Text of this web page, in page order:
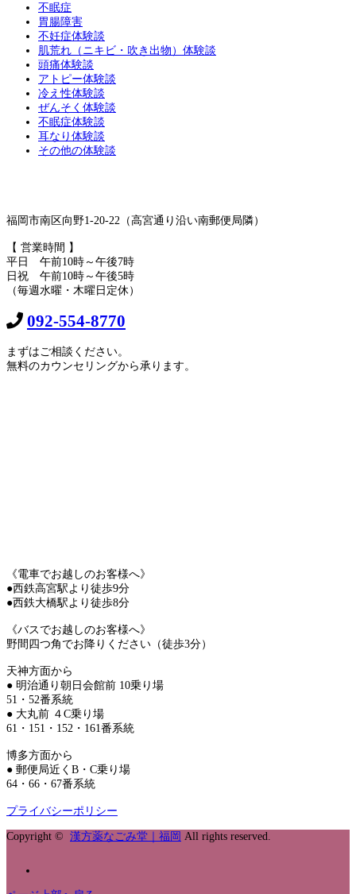
不眠症
胃腸障害
不妊症体験談
肌荒れ（ニキビ・吹き出物）体験談
頭痛体験談
アトピー体験談
冷え性体験談
ぜんそく体験談
不眠症体験談
耳なり体験談
その他の体験談
福岡市南区向野1-20-22（高宮通り沿い南郵便局隣）
【 営業時間 】
平日 午前10時～午後7時
日祝 午前10時～午後5時
（毎週水曜・木曜日定休）
092-554-8770
まずはご相談ください。
無料のカウンセリングから承ります。
《電車でお越しのお客様へ》
●西鉄高宮駅より徒歩9分
●西鉄大橋駅より徒歩8分
《バスでお越しのお客様へ》
野間四つ角でお降りください（徒歩3分）
天神方面から
● 明治通り朝日会館前 10乗り場
51・52番系統
● 大丸前 ４C乗り場
61・151・152・161番系統
博多方面から
● 郵便局近くB・C乗り場
64・66・67番系統
プライバシーポリシー
Copyright © 漢方薬なごみ堂｜福岡 All rights reserved.